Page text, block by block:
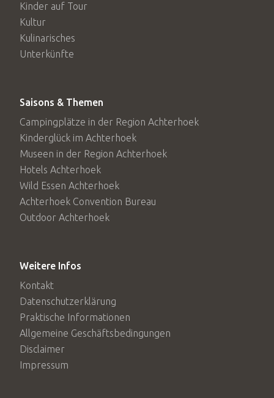
Kinder auf Tour
Kultur
Kulinarisches
Unterkünfte
Saisons & Themen
Campingplätze in der Region Achterhoek
Kinderglück im Achterhoek
Museen in der Region Achterhoek
Hotels Achterhoek
Wild Essen Achterhoek
Achterhoek Convention Bureau
Outdoor Achterhoek
Weitere Infos
Kontakt
Datenschutzerklärung
Praktische Informationen
Allgemeine Geschäftsbedingungen
Disclaimer
Impressum